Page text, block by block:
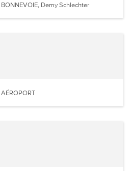
BONNEVOIE, Demy Schlechter
AÉROPORT